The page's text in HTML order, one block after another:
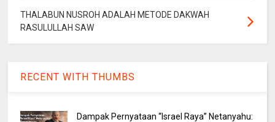
THALABUN NUSROH ADALAH METODE DAKWAH
RASULULLAH SAW
RECENT WITH THUMBS
Dampak Pernyataan “Israel Raya” Netanyahu: